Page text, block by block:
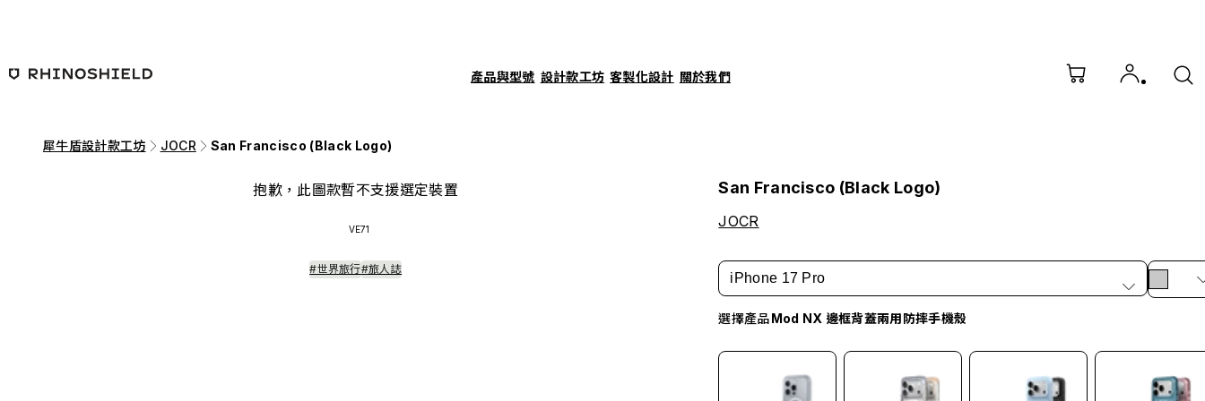
產品與型號 設計款工坊 客製化設計 關於我們
犀牛盾設計款工坊 JOCR San Francisco (Black Logo)
抱歉，此圖款暫不支援選定裝置
VE71
#世界旅行#旅人誌
San Francisco (Black Logo)
JOCR
iPhone 17 Pro
選擇產品Mod NX 邊框背蓋兩用防摔手機殼